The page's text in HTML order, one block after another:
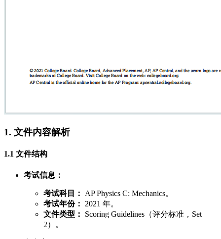
1. 文件内容解析
1.1 文件结构
考试信息：
考试科目：
AP Physics C: Mechanics。
考试年份：
2021 年。
文件类型：
Scoring Guidelines（评分标准，Set
2）。